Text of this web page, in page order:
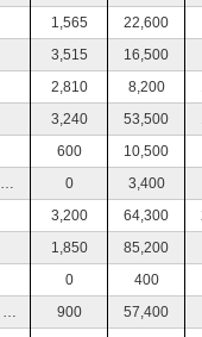
1,565
22,600
3,515
16,500
2,810 8,200
3,240 53,500
600
10,500
明日は早起きですのですぐ終わりますが支度したいのでつきあってね 0
3,400
3,200 64,300
1,850
85,200
0
400
18：００まで！！今日はリナコとミッドナイト競輪ABEMA見てくれ 900
57,400